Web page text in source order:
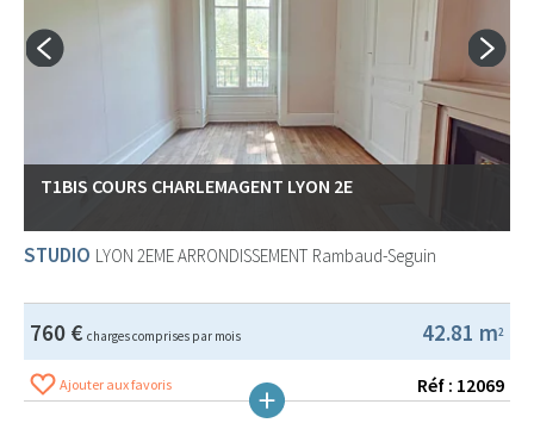
T1BIS COURS CHARLEMAGENT LYON 2E
STUDIO LYON 2EME ARRONDISSEMENT Rambaud-Seguin
42.81 m2
760 € charges comprises par mois
Ajouter aux favoris Réf : 12069